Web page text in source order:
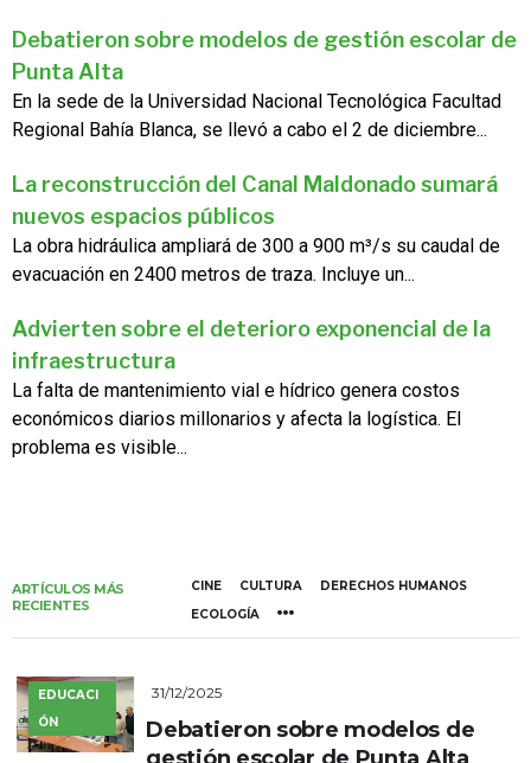
Debatieron sobre modelos de gestión escolar de
Punta Alta
En la sede de la Universidad Nacional Tecnológica Facultad
Regional Bahía Blanca, se llevó a cabo el 2 de diciembre...
La reconstrucción del Canal Maldonado sumará
nuevos espacios públicos
La obra hidráulica ampliará de 300 a 900 m³/s su caudal de
evacuación en 2400 metros de traza. Incluye un...
Advierten sobre el deterioro exponencial de la
infraestructura
La falta de mantenimiento vial e hídrico genera costos
económicos diarios millonarios y afecta la logística. El
problema es visible...
ARTÍCULOS MÁS
RECIENTES
CINE CULTURA
DERECHOS HUMANOS
ECOLOGÍA
EDUCACI
ÓN
31/12/2025
Debatieron sobre modelos de